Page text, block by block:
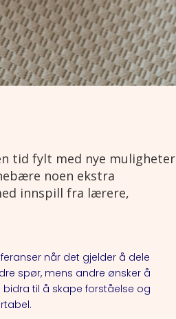
tid fylt med nye muligheter
noen ekstra
innspill fra lærere,
når det gjelder å dele
spør, mens andre ønsker å
til å skape forståelse og